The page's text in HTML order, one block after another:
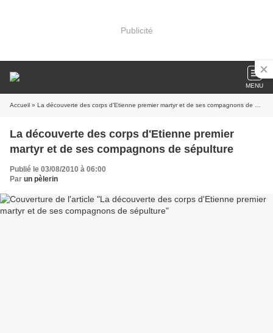
Publicité
MENU
Accueil » La découverte des corps d'Etienne premier martyr et de ses compagnons de sépulture
La découverte des corps d'Etienne premier
martyr et de ses compagnons de sépulture
Publié le 03/08/2010 à 06:00
Par un pèlerin